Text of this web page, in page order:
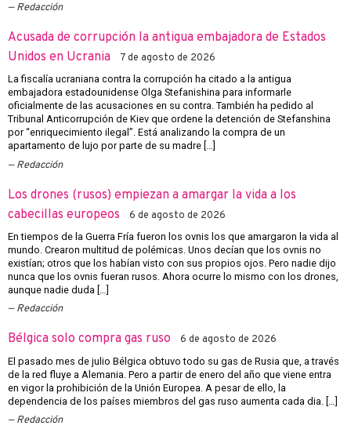
Redacción
Acusada de corrupción la antigua embajadora de Estados
Unidos en Ucrania
7 de agosto de 2026
La fiscalía ucraniana contra la corrupción ha citado a la antigua
embajadora estadounidense Olga Stefanishina para informarle
oficialmente de las acusaciones en su contra. También ha pedido al
Tribunal Anticorrupción de Kiev que ordene la detención de Stefanshina
por “enriquecimiento ilegal”. Está analizando la compra de un
apartamento de lujo por parte de su madre […]
Redacción
Los drones (rusos) empiezan a amargar la vida a los
cabecillas europeos
6 de agosto de 2026
En tiempos de la Guerra Fría fueron los ovnis los que amargaron la vida al
mundo. Crearon multitud de polémicas. Unos decían que los ovnis no
existían; otros que los habían visto con sus propios ojos. Pero nadie dijo
nunca que los ovnis fueran rusos. Ahora ocurre lo mismo con los drones,
aunque nadie duda […]
Redacción
Bélgica solo compra gas ruso 6 de agosto de 2026
El pasado mes de julio Bélgica obtuvo todo su gas de Rusia que, a través
de la red fluye a Alemania. Pero a partir de enero del año que viene entra
en vigor la prohibición de la Unión Europea. A pesar de ello, la
dependencia de los países miembros del gas ruso aumenta cada dia. […]
Redacción